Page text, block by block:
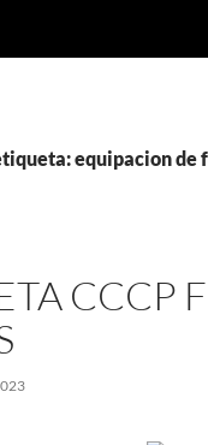
equipacion de
CCCP